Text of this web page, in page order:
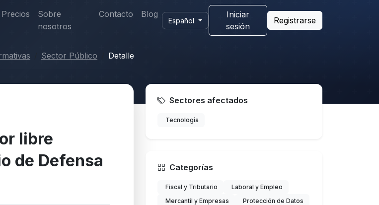
Precios
Sobre
nosotros
Contacto Blog
Español
Iniciar
sesión
Registrarse
Sector Público Detalle
libre
de Defensa
Sectores afectados
Tecnología
Categorías
Fiscal y Tributario
Laboral y Empleo
Mercantil y Empresas
Protección de Datos